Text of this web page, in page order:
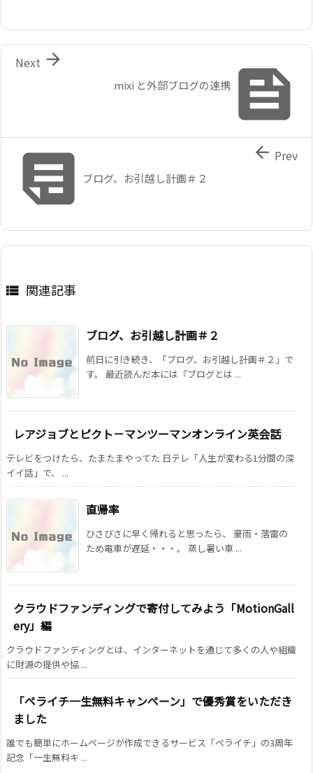

mixi と外部ブログの連携

Next
 ブログ、お引越し計画＃２
 Prev
 関連記事
ブログ、お引越し計画＃２
前日に引き続き、「ブログ、お引越し計画＃２」で
す。 最近読んだ本には『ブログとは ...
レアジョブとピクト－マンツーマンオンライン英会話
テレビをつけたら、たまたまやってた 日テレ「人生が変わる1分間の深
イイ話」で、 ...
直帰率
ひさびさに早く帰れると思ったら、 豪雨・落雷の
ため電車が遅延・・・。 蒸し暑い車 ...
クラウドファンディングで寄付してみよう「MotionGall
ery」編
クラウドファンディングとは、インターネットを通じて多くの人や組織
に財源の提供や協 ...
「ペライチ一生無料キャンペーン」で優秀賞をいただき
ました
誰でも簡単にホームページが作成できるサービス「ペライチ」の3周年
記念「一生無料キ ...